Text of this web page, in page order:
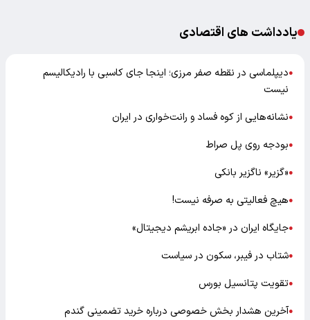
یادداشت های اقتصادی
●دیپلماسی در نقطه صفر مرزی؛ اینجا جای کاسبی با رادیکالیسم
نیست
●نشانه‌هایی از کوه فساد و رانت‌خواری در ایران
●بودجه روی پل صراط
●«گزیر» ناگزیر بانکی
●هیچ فعالیتی به صرفه نیست!
●جایگاه ایران در «جاده ابریشم دیجیتال»
●شتاب در فیبر، سکون در سیاست
●تقویت پتانسیل بورس
●آخرین هشدار بخش خصوصی درباره خرید تضمینی گندم